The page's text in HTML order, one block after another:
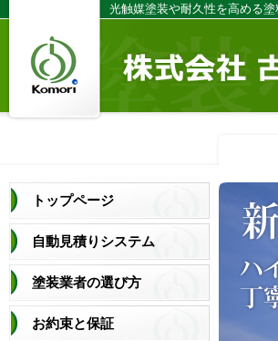
光触媒塗装や耐久性を高める
トップページ
自動見積りシステム
塗装業者の選び方
お約束と保証